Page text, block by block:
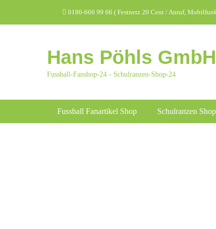
Header Top Menu
0180-666 99 66 ( Festnetz 20 Cent / Anruf,
Hans Pöhls GmbH
Fussball-Fanshop-24 - Schulranzen-Shop-24
Hauptmenü
Fussball Fanartikel Shop Schulranzen Shop